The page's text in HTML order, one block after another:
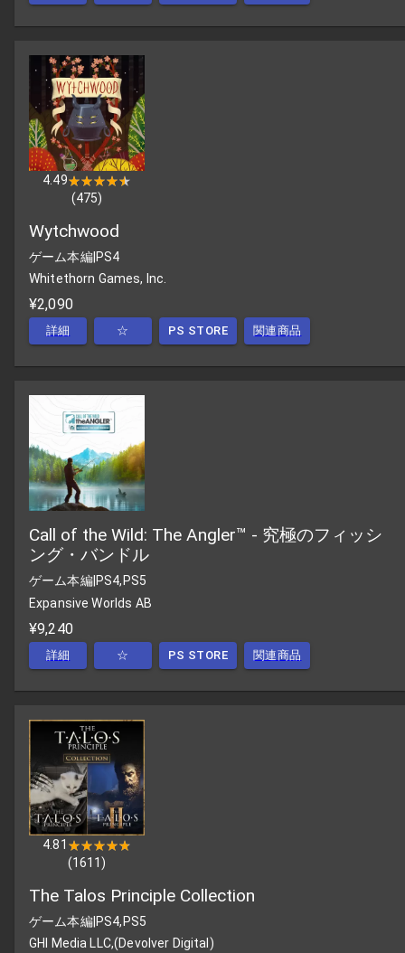
4.49★★★★★
★★★★★
(475)
Wytchwood
ゲーム本編|PS4
Whitethorn Games, Inc.
¥2,090
詳細 ☆ PS STORE 関連商品
Call of the Wild: The Angler™ - 究極のフィッシ
ング・バンドル
ゲーム本編| PS4,PS5
Expansive Worlds AB
¥9,240
詳細 ☆ PS STORE 関連商品
4.81 ★★★★★
★★★★★
(1611 )
The Talos Principle Collection
ゲーム本編|PS4,PS5
GHI Media LLC,(Devolver Digital)